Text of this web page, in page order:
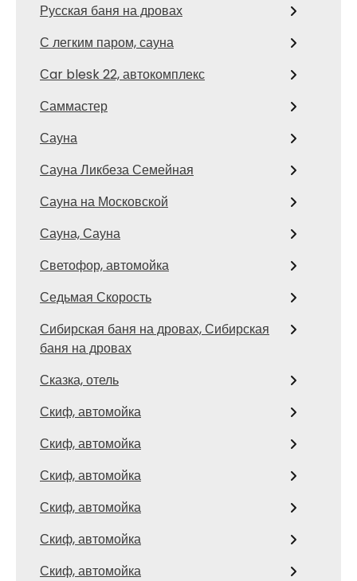
Русская баня на дровах
С легким паром, сауна
Сar blesk 22, автокомплекс
Саммастер
Сауна
Сауна Ликбеза Семейная
Сауна на Московской
Сауна, Сауна
Светофор, автомойка
Седьмая Скорость
Сибирская баня на дровах, Сибирская
баня на дровах
Сказка, отель
Скиф, автомойка
Скиф, автомойка
Скиф, автомойка
Скиф, автомойка
Скиф, автомойка
Скиф, автомойка